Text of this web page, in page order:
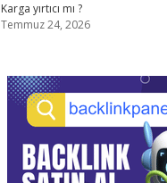
Karga yırtıcı mı ?
Temmuz 24, 2026